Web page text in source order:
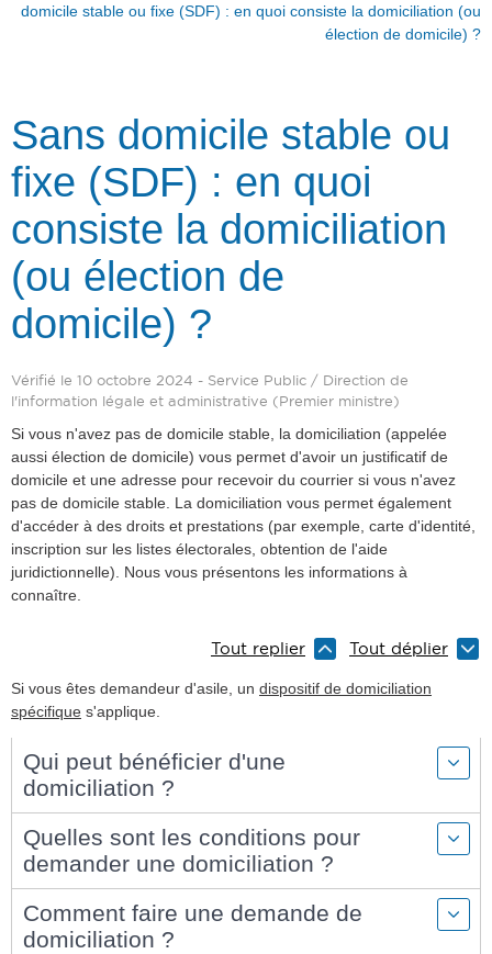
domicile stable ou fixe (SDF) : en quoi consiste la domiciliation (ou
élection de domicile) ?
Sans domicile stable ou
fixe (SDF) : en quoi
consiste la domiciliation
(ou élection de
domicile) ?
Vérifié le 10 octobre 2024 - Service Public / Direction de
l'information légale et administrative (Premier ministre)
Si vous n'avez pas de domicile stable, la domiciliation (appelée
aussi élection de domicile) vous permet d'avoir un justificatif de
domicile et une adresse pour recevoir du courrier si vous n'avez
pas de domicile stable. La domiciliation vous permet également
d'accéder à des droits et prestations (par exemple, carte d'identité,
inscription sur les listes électorales, obtention de l'aide
juridictionnelle). Nous vous présentons les informations à
connaître.
Tout replier Tout déplier
Si vous êtes demandeur d'asile, un dispositif de domiciliation
spécifique s'applique.
Qui peut bénéficier d'une
domiciliation ?
Quelles sont les conditions pour
demander une domiciliation ?
Comment faire une demande de
domiciliation ?